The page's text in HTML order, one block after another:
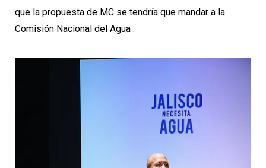
que la propuesta de MC se tendría que mandar a la
Comisión Nacional del Agua .